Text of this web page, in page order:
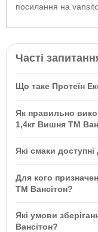
посилання на
Часті
Що таке Протеїн
зі швидким ефектом
і стимулює синтез
Як правильно
1,4кг Вишня ТМ
мл рідини (води або
15-20 хвилин після
Які смаки
Подвійний Шоколад,
Для кого
ТМ Вансітон?
фітнес-ентузіастів,
Які умови
Вансітон?